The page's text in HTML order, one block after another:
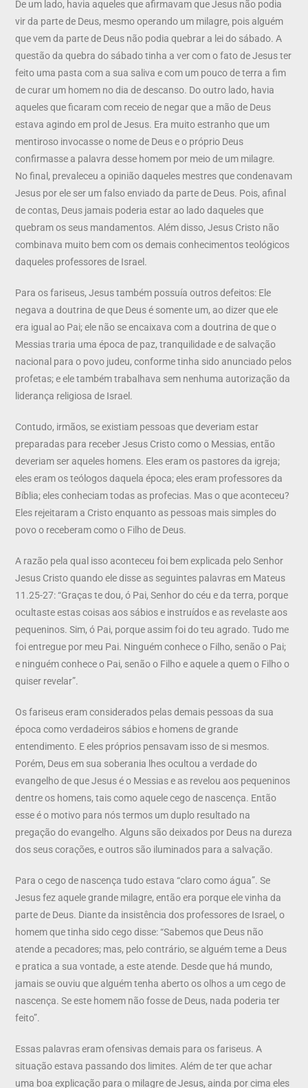
De um lado, havia aqueles que afirmavam que Jesus não podia
vir da parte de Deus, mesmo operando um milagre, pois alguém
que vem da parte de Deus não podia quebrar a lei do sábado. A
questão da quebra do sábado tinha a ver com o fato de Jesus ter
feito uma pasta com a sua saliva e com um pouco de terra a fim
de curar um homem no dia de descanso. Do outro lado, havia
aqueles que ficaram com receio de negar que a mão de Deus
estava agindo em prol de Jesus. Era muito estranho que um
mentiroso invocasse o nome de Deus e o próprio Deus
confirmasse a palavra desse homem por meio de um milagre.
No final, prevaleceu a opinião daqueles mestres que condenavam
Jesus por ele ser um falso enviado da parte de Deus. Pois, afinal
de contas, Deus jamais poderia estar ao lado daqueles que
quebram os seus mandamentos. Além disso, Jesus Cristo não
combinava muito bem com os demais conhecimentos teológicos
daqueles professores de Israel.
Para os fariseus, Jesus também possuía outros defeitos: Ele
negava a doutrina de que Deus é somente um, ao dizer que ele
era igual ao Pai; ele não se encaixava com a doutrina de que o
Messias traria uma época de paz, tranquilidade e de salvação
nacional para o povo judeu, conforme tinha sido anunciado pelos
profetas; e ele também trabalhava sem nenhuma autorização da
liderança religiosa de Israel.
Contudo, irmãos, se existiam pessoas que deveriam estar
preparadas para receber Jesus Cristo como o Messias, então
deveriam ser aqueles homens. Eles eram os pastores da igreja;
eles eram os teólogos daquela época; eles eram professores da
Bíblia; eles conheciam todas as profecias. Mas o que aconteceu?
Eles rejeitaram a Cristo enquanto as pessoas mais simples do
povo o receberam como o Filho de Deus.
A razão pela qual isso aconteceu foi bem explicada pelo Senhor
Jesus Cristo quando ele disse as seguintes palavras em Mateus
11.25-27: “Graças te dou, ó Pai, Senhor do céu e da terra, porque
ocultaste estas coisas aos sábios e instruídos e as revelaste aos
pequeninos. Sim, ó Pai, porque assim foi do teu agrado. Tudo me
foi entregue por meu Pai. Ninguém conhece o Filho, senão o Pai;
e ninguém conhece o Pai, senão o Filho e aquele a quem o Filho o
quiser revelar”.
Os fariseus eram considerados pelas demais pessoas da sua
época como verdadeiros sábios e homens de grande
entendimento. E eles próprios pensavam isso de si mesmos.
Porém, Deus em sua soberania lhes ocultou a verdade do
evangelho de que Jesus é o Messias e as revelou aos pequeninos
dentre os homens, tais como aquele cego de nascença. Então
esse é o motivo para nós termos um duplo resultado na
pregação do evangelho. Alguns são deixados por Deus na dureza
dos seus corações, e outros são iluminados para a salvação.
Para o cego de nascença tudo estava “claro como água”. Se
Jesus fez aquele grande milagre, então era porque ele vinha da
parte de Deus. Diante da insistência dos professores de Israel, o
homem que tinha sido cego disse: “Sabemos que Deus não
atende a pecadores; mas, pelo contrário, se alguém teme a Deus
e pratica a sua vontade, a este atende. Desde que há mundo,
jamais se ouviu que alguém tenha aberto os olhos a um cego de
nascença. Se este homem não fosse de Deus, nada poderia ter
feito”.
Essas palavras eram ofensivas demais para os fariseus. A
situação estava passando dos limites. Além de ter que achar
uma boa explicação para o milagre de Jesus, ainda por cima eles